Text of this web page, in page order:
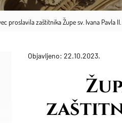
proslavila zaštitnika Župe sv. Ivana Pavla II.
Objavljeno: 22.10.2023.